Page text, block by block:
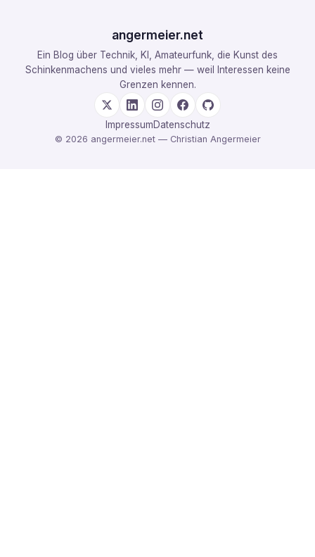
angermeier.net
Ein Blog über Technik, KI, Amateurfunk, die Kunst des
Schinkenmachens und vieles mehr — weil Interessen keine
Grenzen kennen.
ImpressumDatenschutz
© 2026 angermeier.net — Christian Angermeier